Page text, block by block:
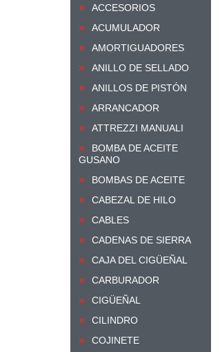
ACCESORIOS
ACUMULADOR
AMORTIGUADORES
ANILLO DE SELLADO
ANILLOS DE PISTÓN
ARRANCADOR
ATTREZZI MANUALI
BOMBA DE ACEITE
GUSANO
BOMBAS DE ACEITE
CABEZAL DE HILO
CABLES
CADENAS DE SIERRA
CAJA DEL CIGÜEÑAL
CARBURADOR
CIGÜEÑAL
CILINDRO
COJINETE